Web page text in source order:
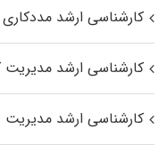
کارشناسی ارشد
کارشناسی ارشد
کارشناسی ارشد مدیریت